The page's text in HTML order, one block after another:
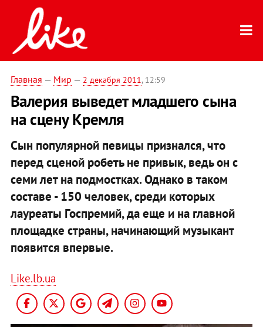
Главная — Мир — 2 декабря 2011, 12:59
Валерия выведет младшего сына
на сцену Кремля
Сын популярной певицы признался, что
перед сценой робеть не привык, ведь он с
семи лет на подмостках. Однако в таком
составе - 150 человек, среди которых
лауреаты Госпремий, да еще и на главной
площадке страны, начинающий музыкант
появится впервые.
Like.lb.ua